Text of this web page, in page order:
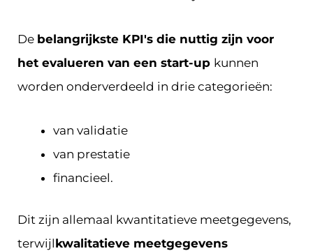
De belangrijkste KPI's die nuttig zijn voor
het evalueren van een start-up kunnen
worden onderverdeeld in drie categorieën:
van validatie
van prestatie
financieel.
Dit zijn allemaal kwantitatieve meetgegevens,
terwijlkwalitatieve meetgegevens